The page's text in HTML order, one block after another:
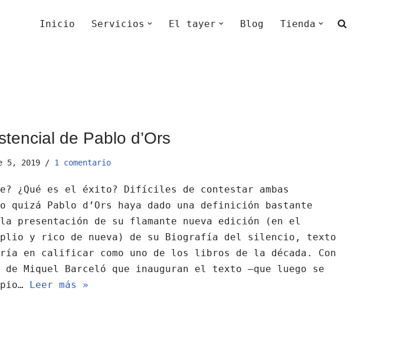
Inicio Servicios El tayer Blog Tienda
de Pablo d’Ors
5, 2019 1 comentario
¿Qué es el éxito? Difíciles de contestar ambas
quizá Pablo d’Ors haya dado una definición bastante
la presentación de su flamante nueva edición (en el
y rico de nueva) de su Biografía del silencio, texto
en calificar como uno de los libros de la década. Con
de Miquel Barceló que inauguran el texto —que luego se
Leer más »